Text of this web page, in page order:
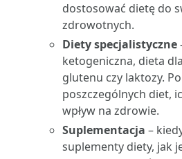
dostosować dietę do
zdrowotnych.
Diety specjalistyczne
ketogeniczna, dieta
glutenu czy laktozy.
poszczególnych diet,
wpływ na zdrowie.
Suplementacja –
suplementy diety, jak